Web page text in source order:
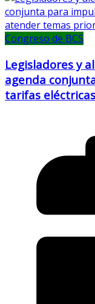
Congreso de BCS
Legisladores y
agenda
tarifas